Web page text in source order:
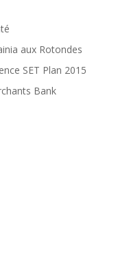
aux Rotondes
SET Plan 2015
Bank